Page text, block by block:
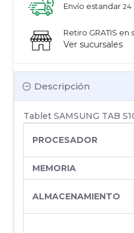
Descripción
Tablet SAMSUNG TAB
PROCESADOR
MEMORIA
ALMACENAMIENTO
Envío estandar 24
Retiro GRATIS en
Ver sucursales